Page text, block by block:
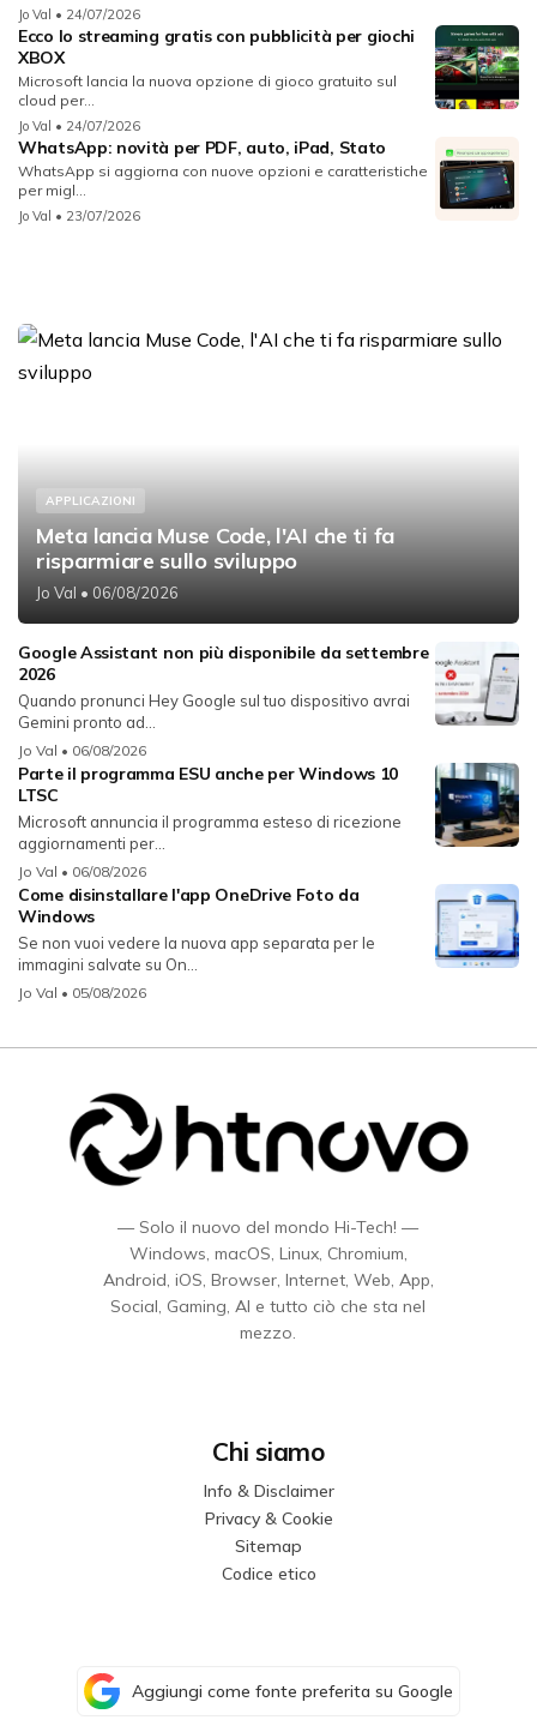
Jo Val • 24/07/2026
Ecco lo streaming gratis con pubblicità per giochi
XBOX
Microsoft lancia la nuova opzione di gioco gratuito sul
cloud per...
Jo Val • 24/07/2026
WhatsApp: novità per PDF, auto, iPad, Stato
WhatsApp si aggiorna con nuove opzioni e caratteristiche
per migl...
Jo Val • 23/07/2026
APPLICAZIONI
Meta lancia Muse Code, l'AI che ti fa
risparmiare sullo sviluppo
Jo Val • 06/08/2026
Google Assistant non più disponibile da settembre
2026
Quando pronunci Hey Google sul tuo dispositivo avrai
Gemini pronto ad...
Jo Val • 06/08/2026
Parte il programma ESU anche per Windows 10
LTSC
Microsoft annuncia il programma esteso di ricezione
aggiornamenti per...
Jo Val • 06/08/2026
Come disinstallare l'app OneDrive Foto da
Windows
Se non vuoi vedere la nuova app separata per le
immagini salvate su On...
Jo Val • 05/08/2026
— Solo il nuovo del mondo Hi-Tech! —
Windows, macOS, Linux, Chromium,
Android, iOS, Browser, Internet, Web, App,
Social, Gaming, AI e tutto ciò che sta nel
mezzo.
Chi siamo
Info & Disclaimer
Privacy & Cookie
Sitemap
Codice etico
Aggiungi come fonte preferita su Google